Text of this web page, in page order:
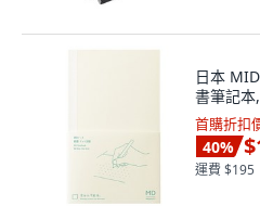
日本
書筆記
首購折扣
40%
運費 $195